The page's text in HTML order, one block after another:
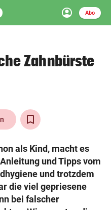
account_circle
Anmelden
Abo
close Schließen
arrow_right
Zahnbürste
als Kind, macht es
und Tipps vom
und trotzdem
die viel gepriesene
bei falscher